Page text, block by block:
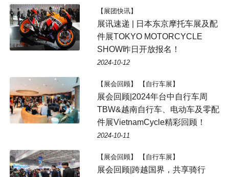
【展团快讯】
展讯速递 | 日本东京摩托车展及配
件展TOKYO MOTORCYCLE
SHOW昨日开放报名！
2024-10-12
【展会回顾】 【自行车展】
展会回顾|2024年台中自行车周
TBW&越南自行车、电动车及零配
件展VietnamCycle精彩回顾！
2024-10-11
【展会回顾】 【自行车展】
展会回顾|跨越国界，共享骑行